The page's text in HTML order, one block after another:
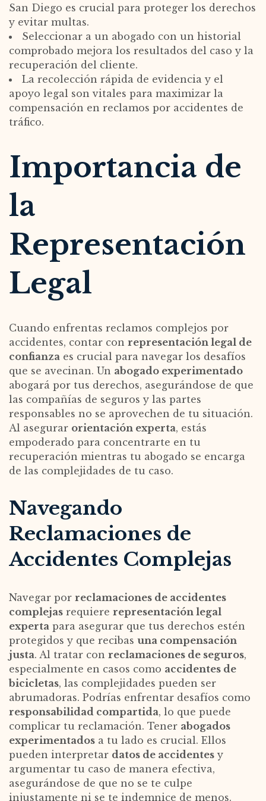
San Diego es crucial para proteger los derechos
y evitar multas.
Seleccionar a un abogado con un historial
comprobado mejora los resultados del caso y la
recuperación del cliente.
La recolección rápida de evidencia y el
apoyo legal son vitales para maximizar la
compensación en reclamos por accidentes de
tráfico.
Importancia de
la
Representación
Legal
Cuando enfrentas reclamos complejos por
accidentes, contar con representación legal de
confianza es crucial para navegar los desafíos
que se avecinan. Un abogado experimentado
abogará por tus derechos, asegurándose de que
las compañías de seguros y las partes
responsables no se aprovechen de tu situación.
Al asegurar orientación experta, estás
empoderado para concentrarte en tu
recuperación mientras tu abogado se encarga
de las complejidades de tu caso.
Navegando
Reclamaciones de
Accidentes Complejas
Navegar por reclamaciones de accidentes
complejas requiere representación legal
experta para asegurar que tus derechos estén
protegidos y que recibas una compensación
justa. Al tratar con reclamaciones de seguros,
especialmente en casos como accidentes de
bicicletas, las complejidades pueden ser
abrumadoras. Podrías enfrentar desafíos como
responsabilidad compartida, lo que puede
complicar tu reclamación. Tener abogados
experimentados a tu lado es crucial. Ellos
pueden interpretar datos de accidentes y
argumentar tu caso de manera efectiva,
asegurándose de que no se te culpe
injustamente ni se te indemnice de menos.